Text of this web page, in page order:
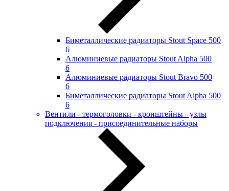
Биметаллические радиаторы Stout Space 500
6
Алюминиевые радиаторы Stout Alpha 500
6
Алюминиевые радиаторы Stout Bravo 500
6
Биметаллические радиаторы Stout Alpha 500
6
Вентили - термоголовки - кронштейны - узлы
подключения - присоединительные наборы